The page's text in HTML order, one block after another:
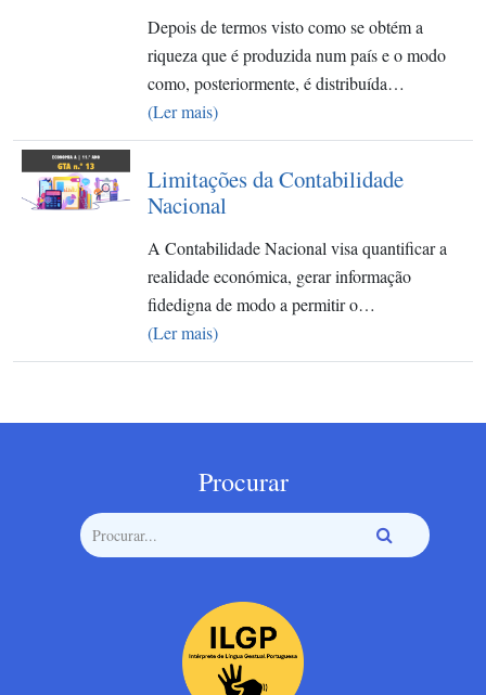
Depois de termos visto como se obtém a
riqueza que é produzida num país e o modo
como, posteriormente, é distribuída…
(Ler mais)
Limitações da Contabilidade
Nacional
A Contabilidade Nacional visa quantificar a
realidade económica, gerar informação
fidedigna de modo a permitir o…
(Ler mais)
Procurar